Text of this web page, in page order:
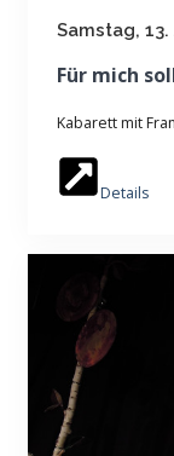
Samstag,
Für mich
Kabarett mit
Details